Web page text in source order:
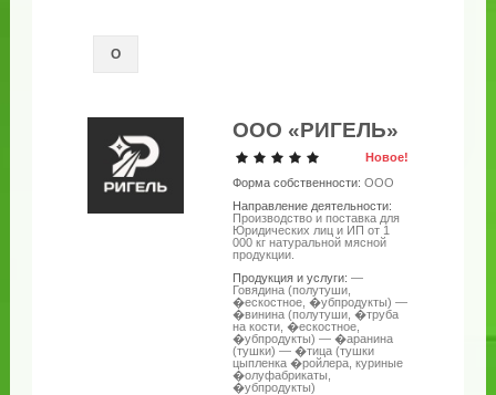
О
ООО «РИГЕЛЬ»
Новое!
Форма собственности: ООО
Направление деятельности:
Производство и поставка для
Юридических лиц и ИП от 1
000 кг натуральной мясной
продукции.
Продукция и услуги: —
Говядина (полутуши,
�ескостное, �убпродукты) —
�винина (полутуши, �труба
на кости, �ескостное,
�убпродукты) — �аранина
(тушки) — �тица (тушки
цыпленка �ройлера, куриные
�олуфабрикаты,
�убпродукты)